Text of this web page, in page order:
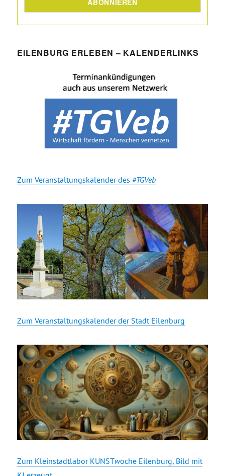
EILENBURG ERLEBEN – KALENDERLINKS
Zum Veranstaltungskalender des #TGVeb
Zum Veranstaltungskalender der Stadt Eilenburg
Zum Kleinstadtlabor KUNSTwoche Eilenburg, Bild mit